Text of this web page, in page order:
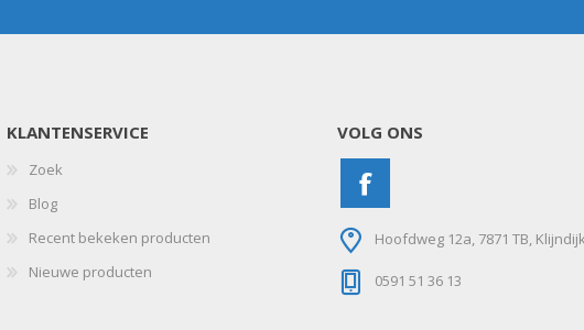
KLANTENSERVICE
Zoek
Blog
Recent bekeken producten
Nieuwe producten
VOLG ONS
Hoofdweg 12a, 7871 TB,
0591 51 36 13